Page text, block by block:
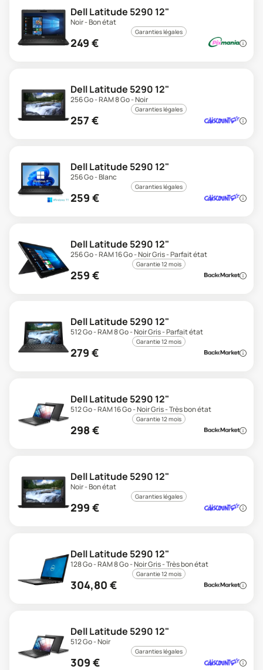
Dell Latitude 5290 12"
Noir - Bon état
Garanties légales
249 €
Dell Latitude 5290 12"
256 Go - RAM 8 Go - Noir
Garanties légales
257 €
Dell Latitude 5290 12"
256 Go - Blanc
Garanties légales
259 €
Dell Latitude 5290 12"
256 Go - RAM 16 Go - Noir Gris - Parfait état
Garantie 12 mois
259 €
Dell Latitude 5290 12"
512 Go - RAM 8 Go - Noir Gris - Parfait état
Garantie 12 mois
279 €
Dell Latitude 5290 12"
512 Go - RAM 16 Go - Noir Gris - Très bon état
Garantie 12 mois
298 €
Dell Latitude 5290 12"
Noir - Bon état
Garanties légales
299 €
Dell Latitude 5290 12"
128 Go - RAM 8 Go - Noir Gris - Très bon état
Garantie 12 mois
304,80 €
Dell Latitude 5290 12"
512 Go - Noir
Garanties légales
309 €